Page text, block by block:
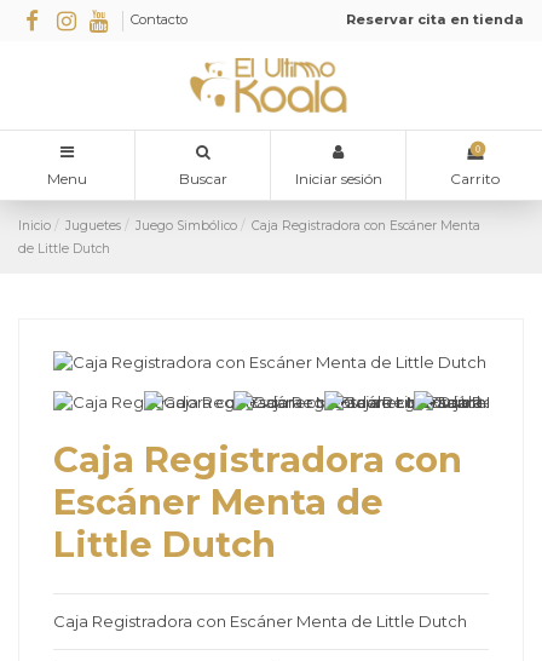
Contacto Reservar cita en tienda
Menu Buscar Iniciar sesión
0
Carrito
Inicio Juguetes Juego Simbólico
Caja Registradora con Escáner Menta
de Little Dutch
Caja Registradora con
Escáner Menta de
Little Dutch
Caja Registradora con Escáner Menta de Little Dutch